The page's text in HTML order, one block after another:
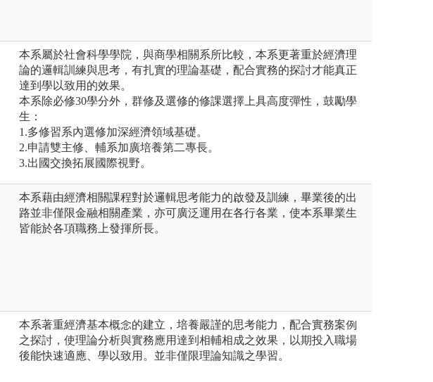
本系屬於社會科學學院，與商學相關系所比較，本系更著重於經濟理
論的邏輯訓練與思考，有扎實的理論基礎，配合實務的探討才能真正
達到學以致用的效果。
本系除必修30學分外，群修及選修的修課選擇上具高度彈性，鼓勵學
生：
1.多修習系內選修加深經濟領域基礎。
2.申請雙主修、輔系加廣培養第二專長。
3.出國交換拓展國際視野。
本系藉由經濟相關課程對於邏輯思考能力的啟發及訓練，畢業後的出
路並非僅限金融相關產業，亦可廣泛運用在各行各業，使本系畢業生
皆能於各項職務上發揮所長。
本系著重經濟基本概念的建立，培養嚴謹的思考能力，配合實務案例
之探討，使理論分析與實務應用達到相輔相成之效果，以期投入職場
後能快速適應、學以致用。並非僅限理論知識之學習。